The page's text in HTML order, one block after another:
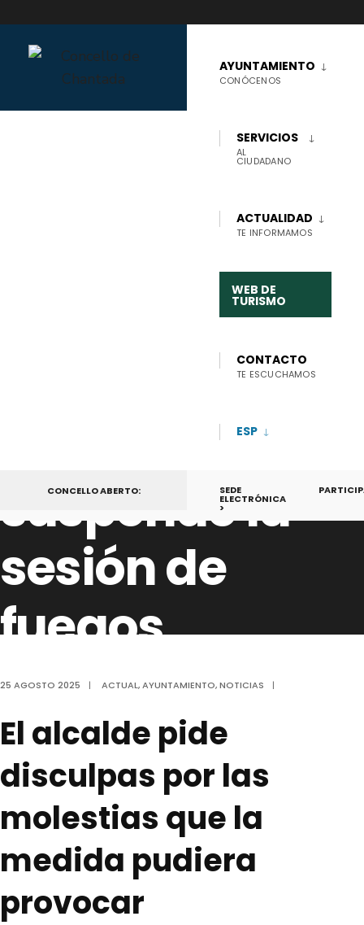
Skip
AYUNTAMIENTO
CONÓCENOS
SERVICIOS
AL
CIUDADANO
ACTUALIDAD
TE INFORMAMOS
WEB DE
TURISMO
CONTACTO
TE ESCUCHAMOS
ESP
CONCELLO ABERTO: SEDE
ELECTRÓNICA
>
Ayuntamiento
de Chantada
suspende la
sesión de
fuegos
artificiales de
este 25 de
agosto
25 AGOSTO 2025 | ACTUAL,AYUNTAMIENTO,NOTICIAS |
El alcalde pide
disculpas por las
molestias que la
medida pudiera
provocar